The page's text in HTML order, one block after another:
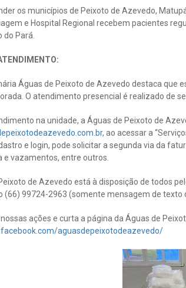
os municípios de Peixoto de Azevedo,
e Hospital Regional recebem pacientes
do Pará.
Águas de Peixoto de Azevedo destaca que
O atendimento presencial é realizado de
na unidade, a Águas de Peixoto de
, ao acessar a
e login, pode solicitar a segunda via da
e vazamentos, entre outros.
de Azevedo está à disposição de todos
(66) 99724-2963 (somente mensagem de texto
ações e curta a página da Águas de
aguasdepeixotodeazevedo/